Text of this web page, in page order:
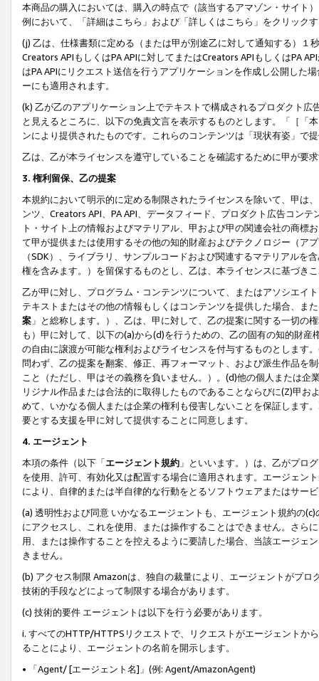
本商品の購入においては、購入の時点で（該当するアマゾン・サイト
例において、「詳細はこちら」および「詳しくはこちら」をクリック
(j) 乙は、仕様書類に定める（または甲が別途乙に対して通知する）
Creators APIもしくはPA APIに対してまたはCreators APIもしくはPA
はPA APIにリクエスト送信を行うアプリケーションを作成し公開した
ーにも適用されます。
(k) 乙が乙のアプリケーション上でテキストで構成されるプロダクト
と見えるところに、以下の免責文言を表示するものとします。「［「
ンにより提供されたものです。これらのコンテンツは「現状有姿」で
乙は、乙が本ライセンスを遵守していることを確認するために甲が要
3. 権利留保、乙の提案
本規約において明示的に定める制限されたライセンスを除いて、甲は
ンツ、Creators API、PA API、データフィード、プロダクト広告コン
ト・サイト上の情報およびマテリアル、甲および甲の関連会社の商
て甲が提供または使用するその他の知的財産およびテクノロジー（ア
（SDK）、ライブラリ、サンプルコードおよび関連するマテリアル
権を含みます。）を留保するものとし、乙は、本ライセンスに基づき
乙が甲に対し、プログラム・コンテンツについて、またはアソシエイ
テキストまたはその他の情報もしくはコンテンツを提供した場合、ま
案 」と総称します。）、乙は、甲に対して、乙の提案に関する一切
も）甲に対して、以下の(a)から(d)を行うための、乙の固有の知的財
の自由に譲渡が可能な権利およびライセンスを付与するものとします
問わず、乙の提案を翻案、修正、再フォーマット、および派生作品を
こと（ただし、甲はその義務を負いません。）。(d)他の個人または
リジナル作品または合法的に取得したものであることならびに(Z)甲
めて、いかなる個人または企業の権利も侵害しないことを保証します
要とする支援を甲に対して提供することに同意します。
4. エージェント
本項の条件（以下「エージェント規約 」といいます。）は、乙がプロ
を使用、許可、有効化又は配置する場合に適用されます。エージェン
により、自律的または半自律的な行動をとるソフトウェアまたはサー
(a) 透明性および同意 いかなるエージェントも、エージェント規約の
にアクセスし、これを使用、または操作することはできません。さら
用、または操作することを控えるように要請した場合、当該エージェ
きません。
(b) アクセス制限 Amazonは、独自の裁量により、エージェントがプ
技術的手段などによって制限する場合があります。
(c) 技術的要件 エージェントは以下を行う必要があります。
i. すべてのHTTP/HTTPSリクエストで、リクエストがエージェントか
ることにより、エージェントの名前を開示します。
• 「Agent/ [エージェント名]」(例: Agent/AmazonAgent)